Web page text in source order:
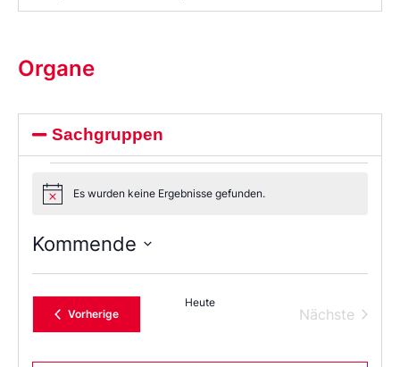
Organe
Sachgruppen
NoticeEs wurden keine Ergebnisse gefunden.
Kommende
Sie
das
Datum
aus.
VorherigeVeranstaltungen
Heute
Nächste